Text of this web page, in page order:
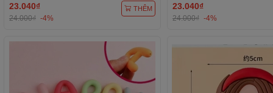
23.040₫
24.000₫ -4%
THÊM 23.040₫
24.000₫ -4%